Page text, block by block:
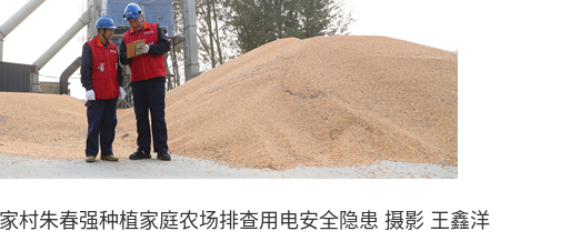
村朱春强种植家庭农场排查用电安全隐患 摄影 王鑫洋